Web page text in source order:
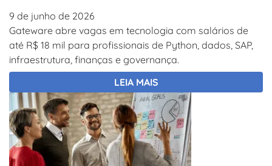
9 de junho de 2026
Gateware abre vagas em tecnologia com salários de
até R$ 18 mil para profissionais de Python, dados, SAP,
infraestrutura, finanças e governança.
LEIA MAIS